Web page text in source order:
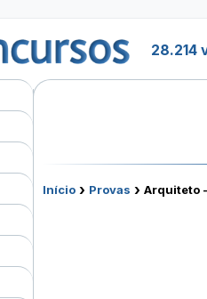
28.214
Início › Provas › Arquiteto